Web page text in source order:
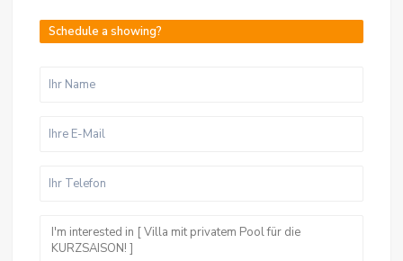
Schedule a showing?